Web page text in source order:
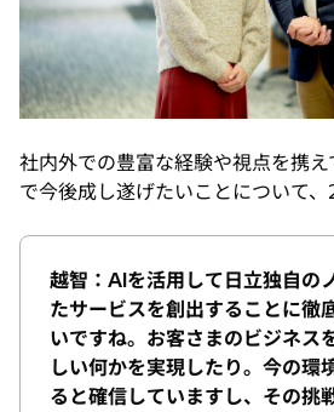
社内外での豊富な経験や視点を携
で今後成し遂げたいことについて、
越智：AIを活用して日立独自の
たサービスを創出することに徹
いですね。お客さまのビジネス
しい何かを実現したり。今の環
ると確信していますし、その挑